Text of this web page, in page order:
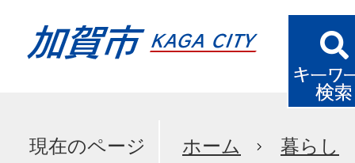
現在のページ ホーム 暮らし